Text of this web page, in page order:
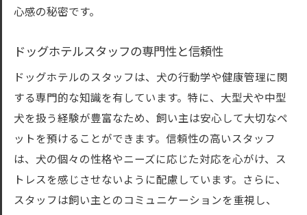
心感の秘密です。
ドッグホテルスタッフの専門性と信頼性
ドッグホテルのスタッフは、犬の行動学や健康管理に関
する専門的な知識を有しています。特に、大型犬や中型
犬を扱う経験が豊富なため、飼い主は安心して大切なペ
ットを預けることができます。信頼性の高いスタッフ
は、犬の個々の性格やニーズに応じた対応を心がけ、ス
トレスを感じさせないように配慮しています。さらに、
スタッフは飼い主とのコミュニケーションを重視し、